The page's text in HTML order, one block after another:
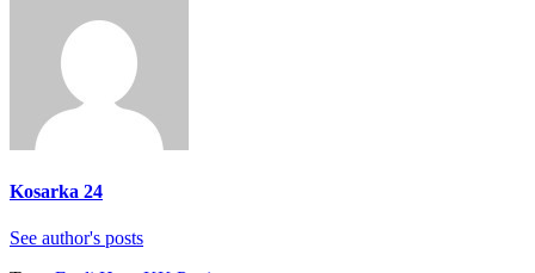
Kosarka 24
See author's posts